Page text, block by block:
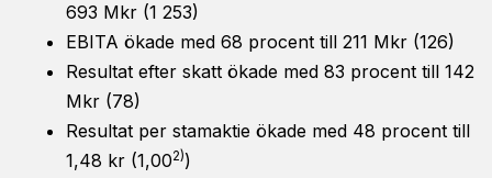
693 Mkr (1 253)
EBITA ökade med 68 procent till 211 Mkr (126)
Resultat efter skatt ökade med 83 procent till 142
Mkr (78)
Resultat per stamaktie ökade med 48 procent till
1,48 kr (1,002))
Nödvändiga
Dessa kakor
välja bort. De